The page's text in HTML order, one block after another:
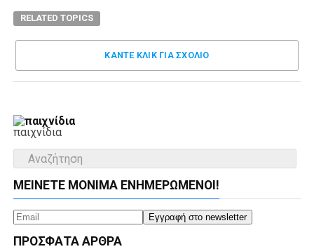
RELATED TOPICS
ΚΑΝΤΕ ΚΛΊΚ ΓΙΑ ΣΧΌΛΙΟ
παιχνίδια
ΜΕΊΝΕΤΕ ΜΌΝΙΜΑ ΕΝΗΜΕΡΏΜΕΝΟΙ!
ΠΡΌΣΦΑΤΑ ΆΡΘΡΑ